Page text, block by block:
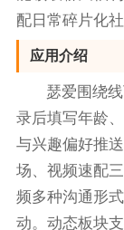
配日常碎片化社
应用介绍
瑟爱围绕
录后填写年龄
与兴趣偏好推
场、视频速配
频多种沟通形
动。动态板块